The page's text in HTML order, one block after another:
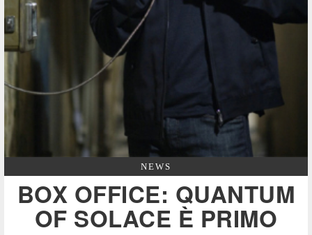
NEWS
BOX OFFICE: QUANTUM
OF SOLACE È PRIMO